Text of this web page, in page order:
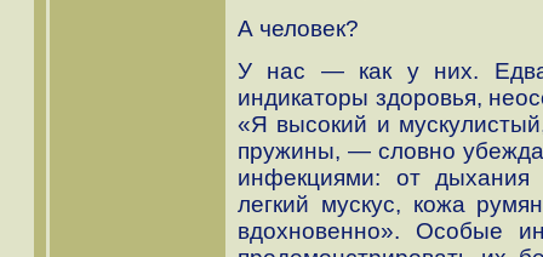
А человек?
У нас — как у них. Едва
индикаторы здоровья,
«Я высокий и
пружины, — словно
инфекциями: от
легкий мускус, кожа
вдохновенно». Особые